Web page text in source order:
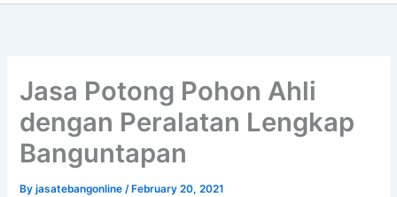
Jasa Potong Pohon Ahli
dengan Peralatan Lengkap
Banguntapan
Byjasatebangonline/ February 20, 2021